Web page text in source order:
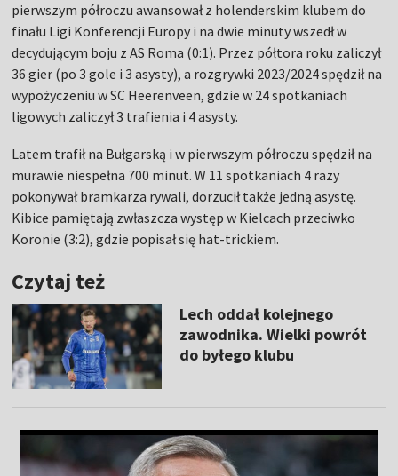
pierwszym półroczu awansował z holenderskim klubem do
finału Ligi Konferencji Europy i na dwie minuty wszedł w
decydującym boju z AS Roma (0:1). Przez półtora roku zaliczył
36 gier (po 3 gole i 3 asysty), a rozgrywki 2023/2024 spędził na
wypożyczeniu w SC Heerenveen, gdzie w 24 spotkaniach
ligowych zaliczył 3 trafienia i 4 asysty.
Latem trafił na Bułgarską i w pierwszym półroczu spędził na
murawie niespełna 700 minut. W 11 spotkaniach 4 razy
pokonywał bramkarza rywali, dorzucił także jedną asystę.
Kibice pamiętają zwłaszcza występ w Kielcach przeciwko
Koronie (3:2), gdzie popisał się hat-trickiem.
Czytaj też
Lech oddał kolejnego
zawodnika. Wielki powrót
do byłego klubu